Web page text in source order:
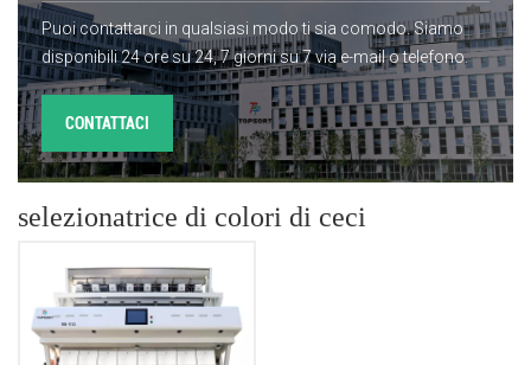
Puoi contattarci in qualsiasi modo ti sia comodo. Siamo
disponibili 24 ore su 24, 7 giorni su 7 via e-mail o telefono.
CONTATTACI
selezionatrice di colori di ceci